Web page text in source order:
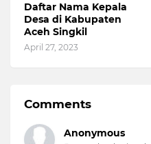
Daftar Nama Kepala
Desa di Kabupaten
Aceh Singkil
April 27, 2023
Comments
Anonymous